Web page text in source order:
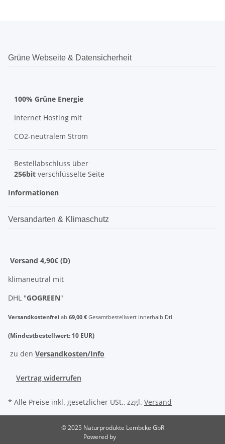
Grüne Webseite & Datensicherheit
100% Grüne Energie
Internet Hosting mit
CO2-neutralem Strom
Bestellabschluss über
256bit verschlüsselte Seite
Informationen
Versandarten & Klimaschutz
Versand 4,90€ (D)
klimaneutral mit
DHL "GOGREEN"
Versandkostenfrei ab 69,00 € Gesamtbestellwert innerhalb Dtl.
(Mindestbestellwert: 10 EUR)
zu den Versandkosten/Info
Vertrag widerrufen
* Alle Preise inkl. gesetzlicher USt., zzgl. Versand
© 2025 Naturprodukte Lembcke GbR
Powered by